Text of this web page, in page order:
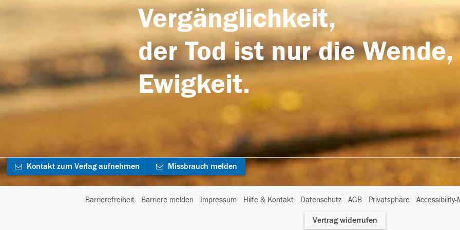
Vergänglichkeit,
der Tod ist nur die
Ewigkeit.
Kontakt zum Verlag aufnehmen Missbrauch melden
Barrierefreiheit Barriere melden Impressum Hilfe & Kontakt Datenschutz AGB Privatsphäre
I
Vertrag widerrufen